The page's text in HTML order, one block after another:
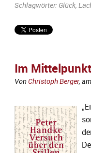
Schlagwörter: Glück,
Im
VonChristoph Berger, am